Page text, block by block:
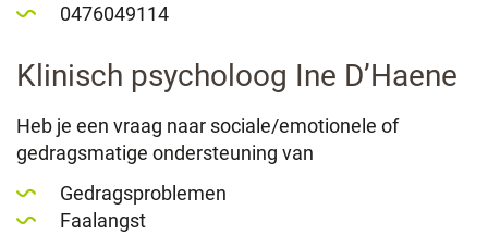
0476049114
Klinisch psycholoog Ine D’Haene
Heb je een vraag naar sociale/emotionele of
gedragsmatige ondersteuning van
Gedragsproblemen
Faalangst